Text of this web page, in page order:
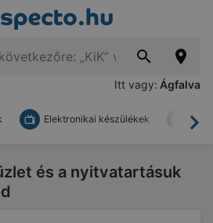
Itt vagy: Ágfalva
Elektronikai készülékek
és a nyitvatartásuk